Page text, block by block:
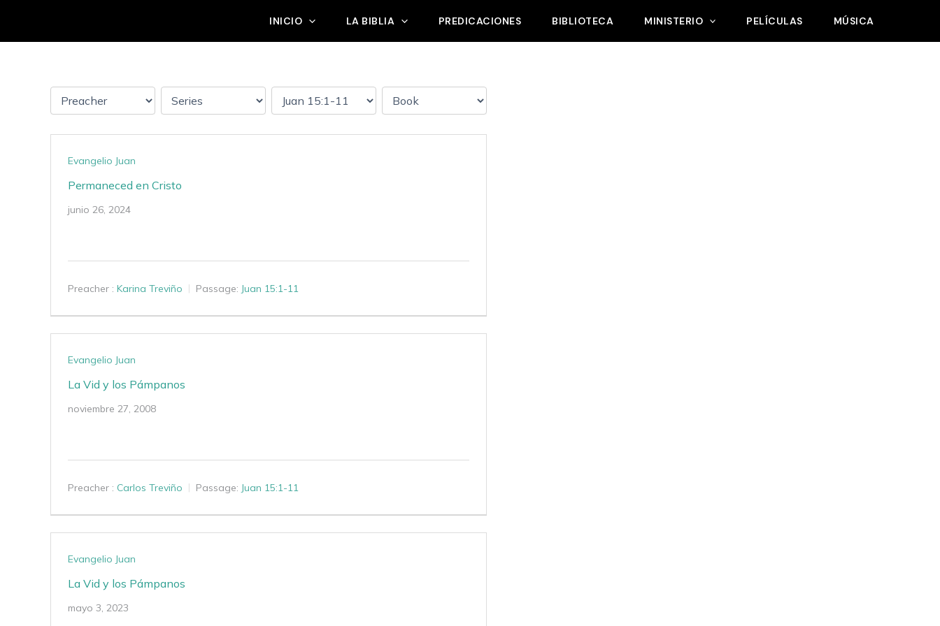
contenido
INICIO LA BIBLIA PREDICACIONES BIBLIOTECA MINISTERIO PELÍCULAS MÚSICA
Evangelio Juan
Permaneced en Cristo
junio 26, 2024
Preacher : Karina Treviño Passage: Juan 15:1-11
Evangelio Juan
La Vid y los Pámpanos
noviembre 27, 2008
Preacher : Carlos Treviño Passage: Juan 15:1-11
Evangelio Juan
La Vid y los Pámpanos
mayo 3, 2023